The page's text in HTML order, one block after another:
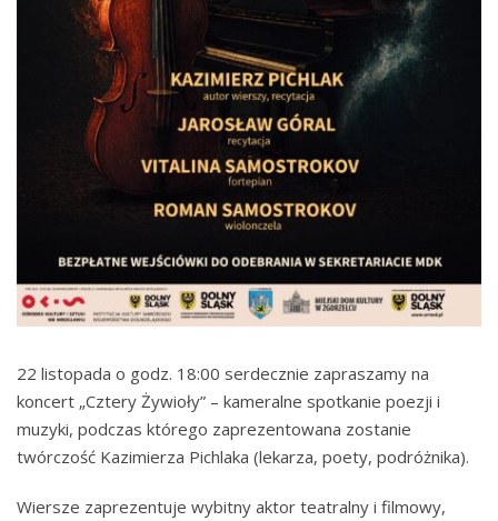
22 listopada o godz. 18:00 serdecznie zapraszamy na
koncert „Cztery Żywioły” – kameralne spotkanie poezji i
muzyki, podczas którego zaprezentowana zostanie
twórczość Kazimierza Pichlaka (lekarza, poety, podróżnika).
Wiersze zaprezentuje wybitny aktor teatralny i filmowy,